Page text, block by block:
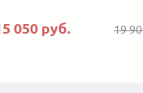
050 руб. 19